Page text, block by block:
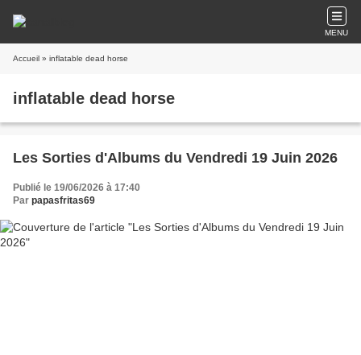
MENU
Accueil » inflatable dead horse
inflatable dead horse
Les Sorties d'Albums du Vendredi 19 Juin 2026
Publié le 19/06/2026 à 17:40
Par papasfritas69